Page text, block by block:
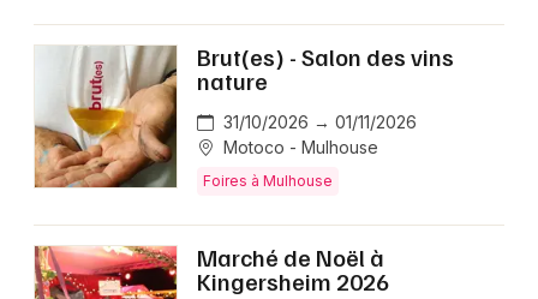
Brut(es) - Salon des vins
nature
31/10/2026 → 01/11/2026
Motoco - Mulhouse
Foires à Mulhouse
Marché de Noël à
Kingersheim 2026